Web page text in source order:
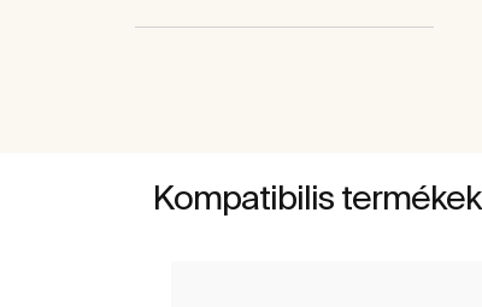
Kompatibilis termékek